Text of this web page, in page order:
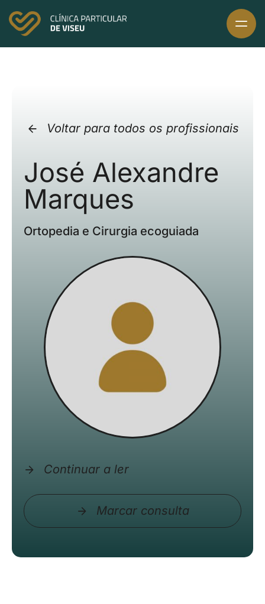
Skip
Voltar para todos os profissionais
José Alexandre
Marques
Ortopedia e Cirurgia ecoguiada
Continuar a ler
Marcar consulta